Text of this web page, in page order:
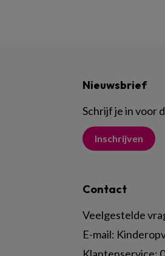
Nieuwsbrief
Schrijf je in voor
Inschrijven
Contact
Veelgestelde
E-mail: